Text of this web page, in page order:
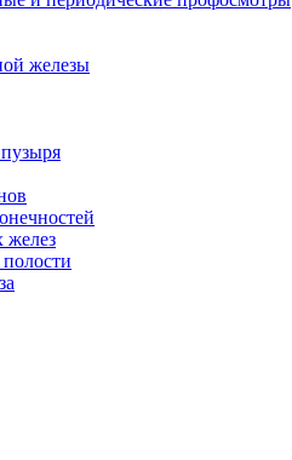
железы